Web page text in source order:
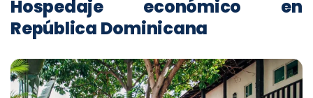
Hospedaje económico en
República Dominicana